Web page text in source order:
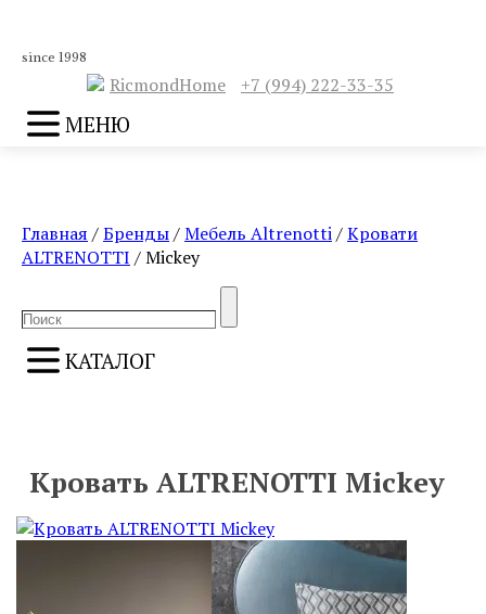
since 1998
RicmondHome +7 (994) 222-33-35
МЕНЮ
Главная /Бренды/Мебель Altrenotti/Кровати
ALTRENOTTI / Mickey
for:
КАТАЛОГ
Кровать ALTRENOTTI Mickey